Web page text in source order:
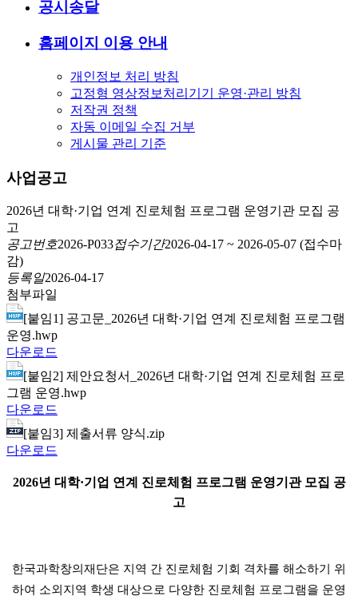
공시송달
홈페이지 이용 안내
개인정보 처리 방침
고정형 영상정보처리기기 운영·관리 방침
저작권 정책
자동 이메일 수집 거부
게시물 관리 기준
사업공고
2026년 대학·기업 연계 진로체험 프로그램 운영기관 모집 공
고
공고번호2026-P033접수기간2026-04-17 ~ 2026-05-07 (접수마
감)
등록일2026-04-17
첨부파일
[붙임1] 공고문_2026년 대학·기업 연계 진로체험 프로그램
운영.hwp
다운로드
[붙임2] 제안요청서_2026년 대학·기업 연계 진로체험 프로
그램 운영.hwp
다운로드
[붙임3] 제출서류 양식.zip
다운로드
2026년 대학·기업 연계 진로체험 프로그램 운영기관 모집 공
고
한국과학창의재단은 지역 간 진로체험 기회 격차를 해소하기 위
하여 소외지역 학생 대상으로 다양한 진로체험 프로그램을 운영